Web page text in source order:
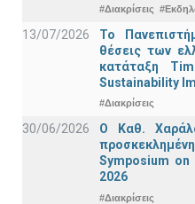
#Διακρίσεις
13/07/2026
Το
θέσεις των
κατάταξη
Sustainability
#Διακρίσεις
30/06/2026
Ο Καθ.
Symposium on
2026
#Διακρίσεις